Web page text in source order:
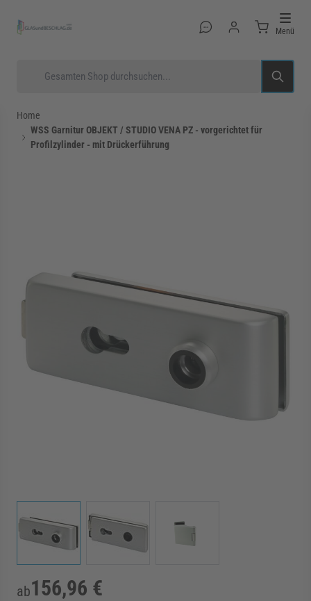
Menü
für Kategorie Beschläge anzeigen
für Kategorie Zargen anzeigen
für Kategorie Aussenverglasung
Home
WSS Garnitur OBJEKT / STUDIO VENA PZ - vorgerichtet für
Profilzylinder - mit Drückerführung
ab156,96 €